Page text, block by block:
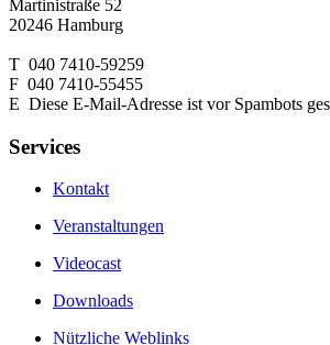
Martinistraße 52
20246 Hamburg
T 040 7410-59259
F 040 7410-55455
E Diese E-Mail-Adresse ist vor Spambots
Services
Kontakt
Veranstaltungen
Videocast
Downloads
Nützliche Weblinks